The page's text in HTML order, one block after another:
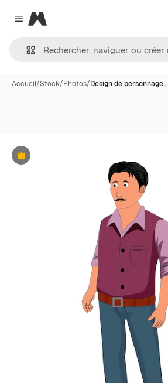
Close menu
Magnific
Accueil/Stock/Photos/Design de personnage…
Premium